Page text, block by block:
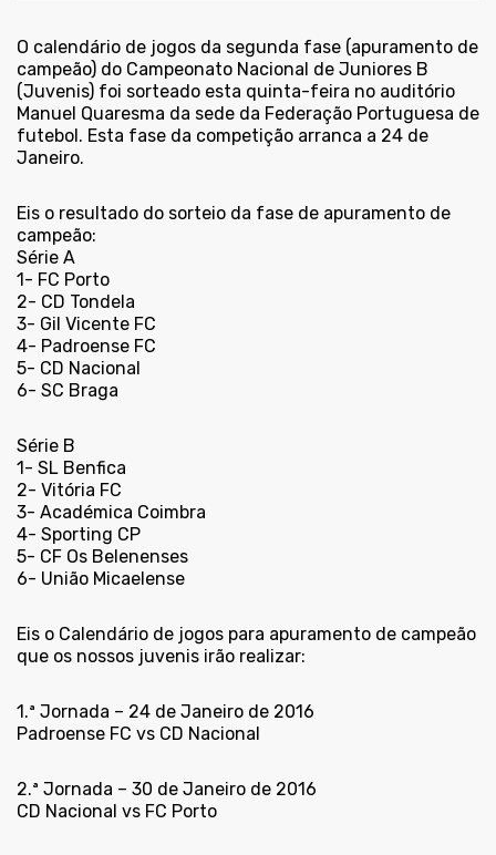
O calendário de jogos da segunda fase (apuramento de
campeão) do Campeonato Nacional de Juniores B
(Juvenis) foi sorteado esta quinta-feira no auditório
Manuel Quaresma da sede da Federação Portuguesa de
futebol. Esta fase da competição arranca a 24 de
Janeiro.
Eis o resultado do sorteio da fase de apuramento de
campeão:
Série A
1- FC Porto
2- CD Tondela
3- Gil Vicente FC
4- Padroense FC
5- CD Nacional
6- SC Braga
Série B
1- SL Benfica
2- Vitória FC
3- Académica Coimbra
4- Sporting CP
5- CF Os Belenenses
6- União Micaelense
Eis o Calendário de jogos para apuramento de campeão
que os nossos juvenis irão realizar:
1.ª Jornada – 24 de Janeiro de 2016
Padroense FC vs CD Nacional
2.ª Jornada – 30 de Janeiro de 2016
CD Nacional vs FC Porto